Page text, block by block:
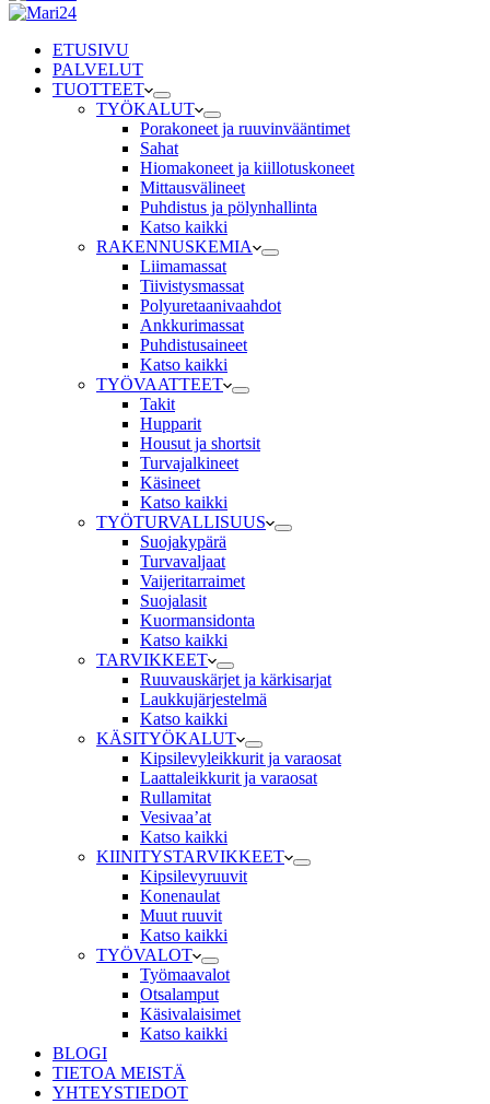
ETUSIVU
PALVELUT
TUOTTEET
TYÖKALUT
Porakoneet ja ruuvinvääntimet
Sahat
Hiomakoneet ja kiillotuskoneet
Mittausvälineet
Puhdistus ja pölynhallinta
Katso kaikki
RAKENNUSKEMIA
Liimamassat
Tiivistysmassat
Polyuretaanivaahdot
Ankkurimassat
Puhdistusaineet
Katso kaikki
TYÖVAATTEET
Takit
Hupparit
Housut ja shortsit
Turvajalkineet
Käsineet
Katso kaikki
TYÖTURVALLISUUS
Suojakypärä
Turvavaljaat
Vaijeritarraimet
Suojalasit
Kuormansidonta
Katso kaikki
TARVIKKEET
Ruuvauskärjet ja kärkisarjat
Laukkujärjestelmä
Katso kaikki
KÄSITYÖKALUT
Kipsilevyleikkurit ja varaosat
Laattaleikkurit ja varaosat
Rullamitat
Vesivaa’at
Katso kaikki
KIINITYSTARVIKKEET
Kipsilevyruuvit
Konenaulat
Muut ruuvit
Katso kaikki
TYÖVALOT
Työmaavalot
Otsalamput
Käsivalaisimet
Katso kaikki
BLOGI
TIETOA MEISTÄ
YHTEYSTIEDOT